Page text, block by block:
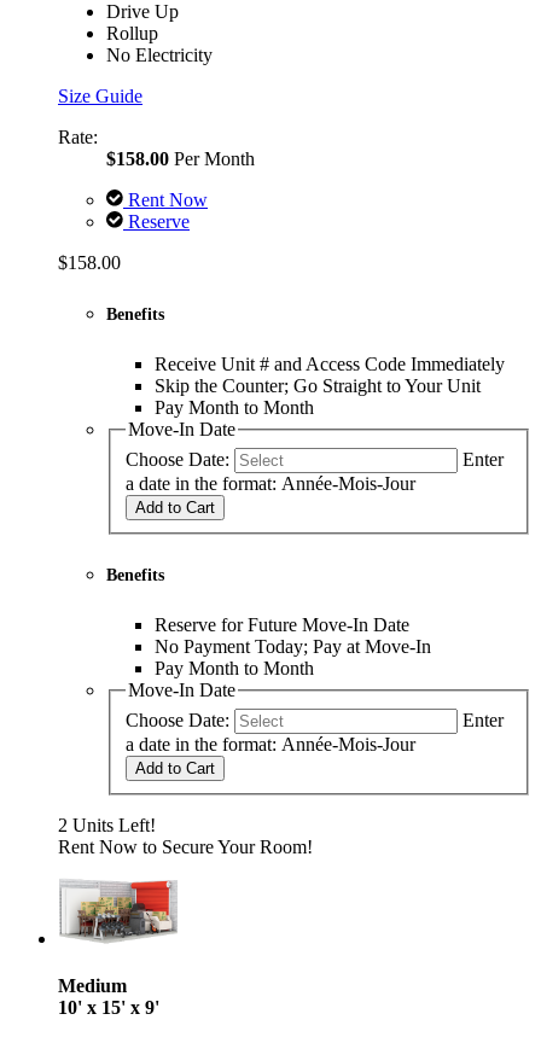
Drive Up
Rollup
No Electricity
Size Guide
Rate:
$158.00 Per Month
Rent Now
Reserve
$158.00
Benefits
Receive Unit # and Access Code Immediately
Skip the Counter; Go Straight to Your Unit
Pay Month to Month
Move-In Date
Choose Date:
Enter
a date in the format: Année-Mois-Jour
Add to Cart
Benefits
Reserve for Future Move-In Date
No Payment Today; Pay at Move-In
Pay Month to Month
Move-In Date
Choose Date:
Enter
a date in the format: Année-Mois-Jour
Add to Cart
2 Units Left!
Rent Now to Secure Your Room!
Medium
10' x 15' x 9'